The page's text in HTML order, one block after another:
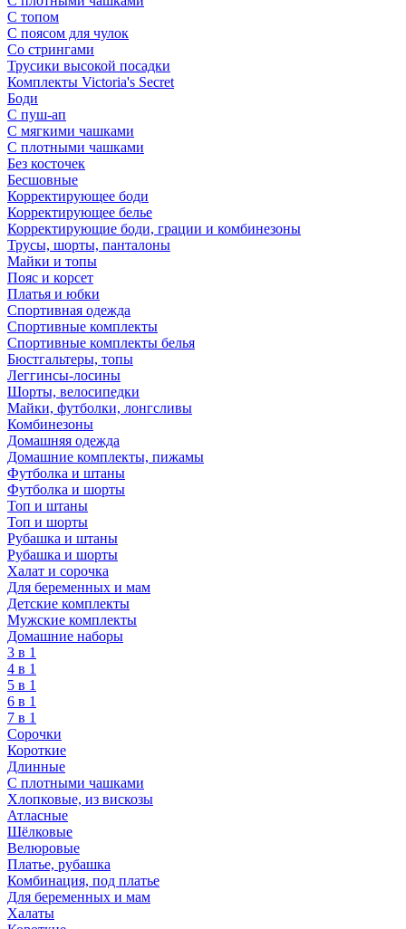
С топом
С поясом для чулок
Со стрингами
Трусики высокой посадки
Комплекты Victoria's Secret
Боди
С пуш-ап
С мягкими чашками
С плотными чашками
Без косточек
Бесшовные
Корректирующее боди
Корректирующее белье
Корректирующие боди, грации и комбинезоны
Трусы, шорты, панталоны
Майки и топы
Пояс и корсет
Платья и юбки
Спортивная одежда
Спортивные комплекты
Спортивные комплекты белья
Бюстгальтеры, топы
Леггинсы-лосины
Шорты, велосипедки
Майки, футболки, лонгсливы
Комбинезоны
Домашняя одежда
Домашние комплекты, пижамы
Футболка и штаны
Футболка и шорты
Топ и штаны
Топ и шорты
Рубашка и штаны
Рубашка и шорты
Халат и сорочка
Для беременных и мам
Детские комплекты
Мужские комплекты
Домашние наборы
3 в 1
4 в 1
5 в 1
6 в 1
7 в 1
Сорочки
Короткие
Длинные
С плотными чашками
Хлопковые, из вискозы
Атласные
Шёлковые
Велюровые
Платье, рубашка
Комбинация, под платье
Для беременных и мам
Халаты